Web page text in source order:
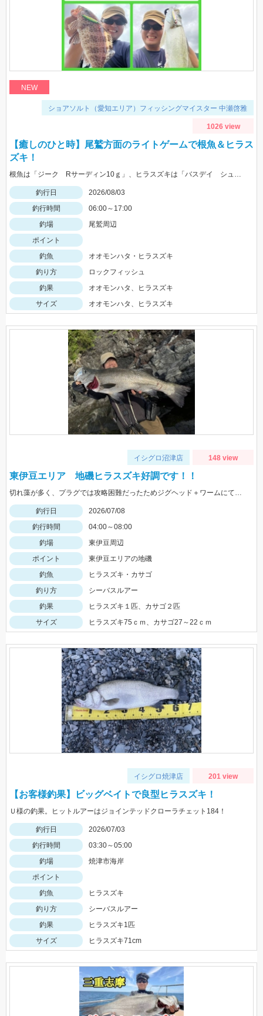
NEW
ショアソルト（愛知エリア）フィッシングマイスター 中瀬啓雅
1026 view
【癒しのひと時】尾鷲方面のライトゲームで根魚＆ヒラス
ズキ！
根魚は「ジーク Rサーディン10ｇ」、ヒラスズキは「バスデイ シュガペン70Ｆ」が好調！
釣行日
2026/08/03
釣行時間
06:00～17:00
釣場
尾鷲周辺
ポイント
釣魚
オオモンハタ・ヒラスズキ
釣り方
ロックフィッシュ
釣果
オオモンハタ、ヒラスズキ
サイズ
オオモンハタ、ヒラスズキ
イシグロ沼津店 148 view
東伊豆エリア 地磯ヒラスズキ好調です！！
切れ藻が多く、プラグでは攻略困難だったためジグヘッド＋ワームにて。同行のお客様がジグでイサキもキャッチ！
釣行日
2026/07/08
釣行時間
04:00～08:00
釣場
東伊豆周辺
ポイント
東伊豆エリアの地磯
釣魚
ヒラスズキ・カサゴ
釣り方
シーバスルアー
釣果
ヒラスズキ１匹、カサゴ２匹
サイズ
ヒラスズキ75ｃｍ、カサゴ27～22ｃｍ
イシグロ焼津店 201 view
【お客様釣果】ビッグベイトで良型ヒラスズキ！
Ｕ様の釣果。ヒットルアーはジョインテッドクローラチェット184！
釣行日
2026/07/03
釣行時間
03:30～05:00
釣場
焼津市海岸
ポイント
釣魚
ヒラスズキ
釣り方
シーバスルアー
釣果
ヒラスズキ1匹
サイズ
ヒラスズキ71cm